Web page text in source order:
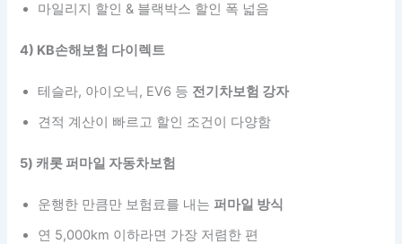
마일리지 할인 & 블랙박스 할인 폭 넓음
4) KB손해보험 다이렉트
테슬라, 아이오닉, EV6 등 전기차보험 강자
견적 계산이 빠르고 할인 조건이 다양함
5) 캐롯 퍼마일 자동차보험
운행한 만큼만 보험료를 내는 퍼마일 방식
연 5,000km 이하라면 가장 저렴한 편